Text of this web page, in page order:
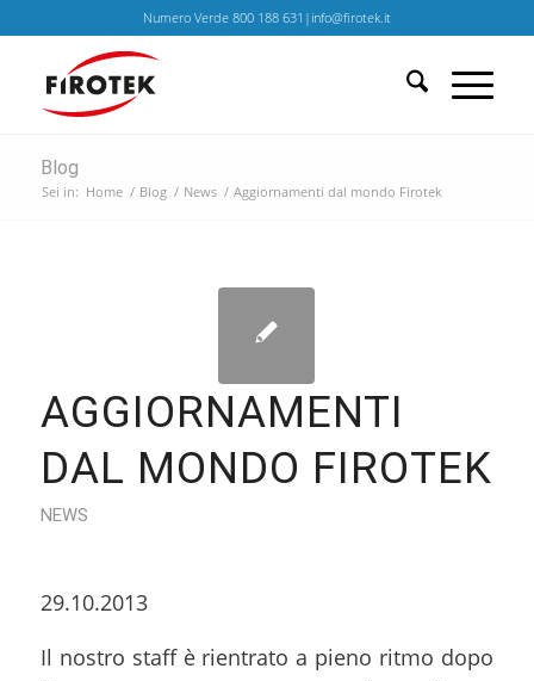
Numero Verde 800 188 631|info@firotek.it
Blog
Sei in: Home / Blog / News / Aggiornamenti dal mondo Firotek
AGGIORNAMENTI
DAL MONDO FIROTEK
NEWS
29.10.2013
Il nostro staff è rientrato a pieno ritmo dopo